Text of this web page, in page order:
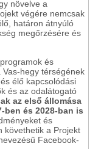
növelve a
végére nemcsak
határon átnyúló
megőrzésére és
és
hegy térségének
élő kapcsolódási
és az odalátogató
az első állomása
ben és 2028-ban is
és
követhetik a Projekt
Facebook-